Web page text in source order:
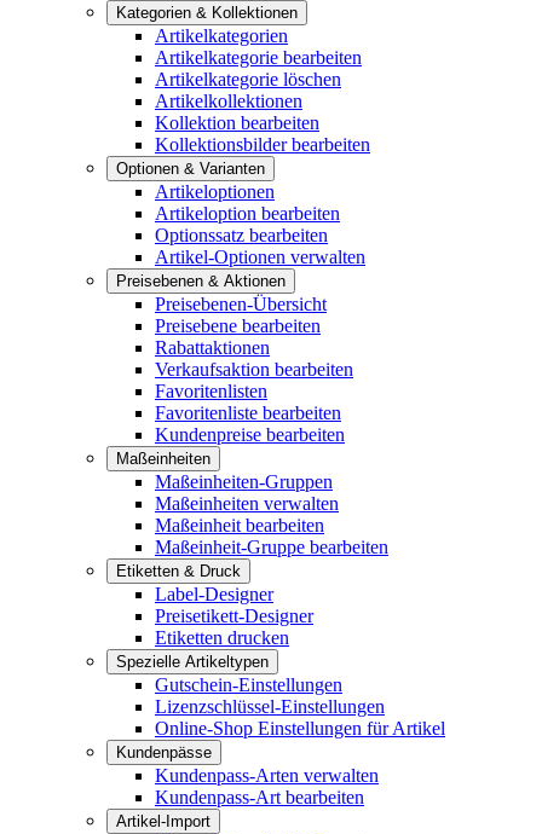
Kategorien & Kollektionen
Artikelkategorien
Artikelkategorie bearbeiten
Artikelkategorie löschen
Artikelkollektionen
Kollektion bearbeiten
Kollektionsbilder bearbeiten
Optionen & Varianten
Artikeloptionen
Artikeloption bearbeiten
Optionssatz bearbeiten
Artikel-Optionen verwalten
Preisebenen & Aktionen
Preisebenen-Übersicht
Preisebene bearbeiten
Rabattaktionen
Verkaufsaktion bearbeiten
Favoritenlisten
Favoritenliste bearbeiten
Kundenpreise bearbeiten
Maßeinheiten
Maßeinheiten-Gruppen
Maßeinheiten verwalten
Maßeinheit bearbeiten
Maßeinheit-Gruppe bearbeiten
Etiketten & Druck
Label-Designer
Preisetikett-Designer
Etiketten drucken
Spezielle Artikeltypen
Gutschein-Einstellungen
Lizenzschlüssel-Einstellungen
Online-Shop Einstellungen für Artikel
Kundenpässe
Kundenpass-Arten verwalten
Kundenpass-Art bearbeiten
Artikel-Import